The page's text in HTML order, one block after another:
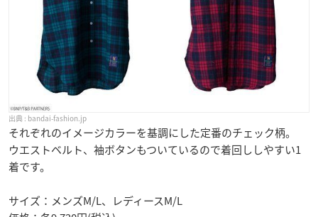
bandai-fashion.jp
それぞれのイメージカラーを基調にした定番のチェック柄。
ウエストベルト、袖ボタンもついているので着回ししやすい1
着です。
サイズ：メンズM/L、レディースM/L